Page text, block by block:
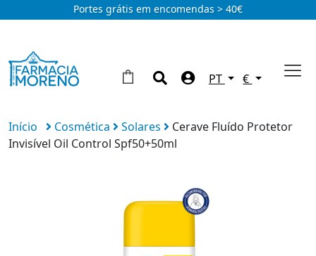
Portes grátis em encomendas > 40€
PT €
Início Cosmética Solares
Cerave Fluído Protetor
Invisível Oil Control Spf50+50ml